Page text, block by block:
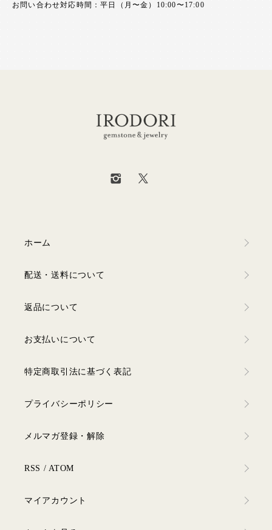
お問い合わせ対応時間：平日（月〜金）10:00〜17:00
ホーム
配送・送料について
返品について
お支払いについて
特定商取引法に基づく表記
プライバシーポリシー
メルマガ登録・解除
RSS / ATOM
マイアカウント